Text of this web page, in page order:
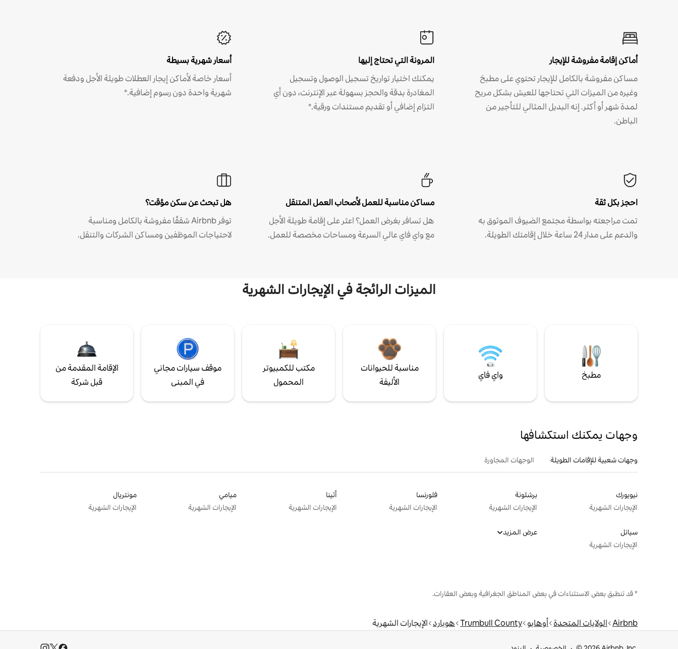
أماكن إقامة مفروشة للإيجار
مساكن مفروشة بالكامل للإيجار تحتوي على مطبخ
وغيره من الميزات التي تحتاجها للعيش بشكل مريح
لمدة شهر أو أكثر. إنه البديل المثالي للتأجير من
الباطن.
المرونة التي تحتاج إليها
يمكنك اختيار تواريخ تسجيل الوصول وتسجيل
المغادرة بدقة والحجز بسهولة عبر الإنترنت، دون أي
التزام إضافي أو تقديم مستندات ورقية.*
أسعار شهرية بسيطة
أسعار خاصة لأماكن إيجار العطلات طويلة الأجل ودفعة
شهرية واحدة دون رسوم إضافية.*
احجز بكل ثقة
تمت مراجعته بواسطة مجتمع الضيوف الموثوق به
والدعم على مدار 24 ساعة خلال إقامتك الطويلة.
مساكن مناسبة للعمل لأصحاب العمل المتنقل
هل تسافر بغرض العمل؟ اعثر على إقامة طويلة الأجل
مع واي فاي عالي السرعة ومساحات مخصصة للعمل.
هل تبحث عن سكن مؤقت؟
توفر Airbnb شققًا مفروشة بالكامل ومناسبة
لاحتياجات الموظفين ومساكن الشركات والتنقل.
الميزات الرائجة في الإيجارات الشهرية
مطبخ واي فاي
مناسبة للحيوانات
الأليفة
مكتب للكمبيوتر
المحمول
موقف سيارات مجاني
في المبنى
الإقامة المقدمة من
قبل شركة
وجهات يمكنك استكشافها
وجهات شعبية للإقامات الطويلة الوجهات المجاورة
نيويورك
الإيجارات الشهرية
برشلونة
الإيجارات الشهرية
فلورنسا
الإيجارات الشهرية
أثينا
الإيجارات الشهرية
ميامي
الإيجارات الشهرية
مونتريال
الإيجارات الشهرية
سياتل
الإيجارات الشهرية
عرض المزيد
* قد تنطبق بعض الاستثناءات في بعض المناطق الجغرافية وبعض العقارات.
Airbnb الولايات المتحدة أوهايو Trumbull County هوبارد الإيجارات الشهرية